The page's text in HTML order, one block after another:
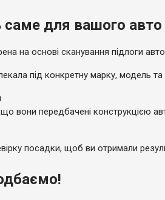
саме для вашого
на основі сканування підлоги
під конкретну марку, модель та
вони передбачені конструкцією
посадки, щоб ви отримали